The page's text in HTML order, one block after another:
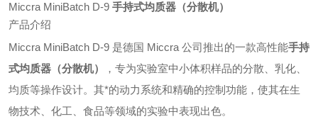
Miccra MiniBatch D-9 手持式均质器（分散机）
产品介绍
Miccra MiniBatch D-9 是德国 Miccra 公司推出的一款高性能手持
式均质器（分散机）
，专为实验室中小体积样品的分散、乳化、
均质等操作设计。其*的动力系统和精确的控制功能，使其在生
物技术、化工、食品等领域的实验中表现出色。